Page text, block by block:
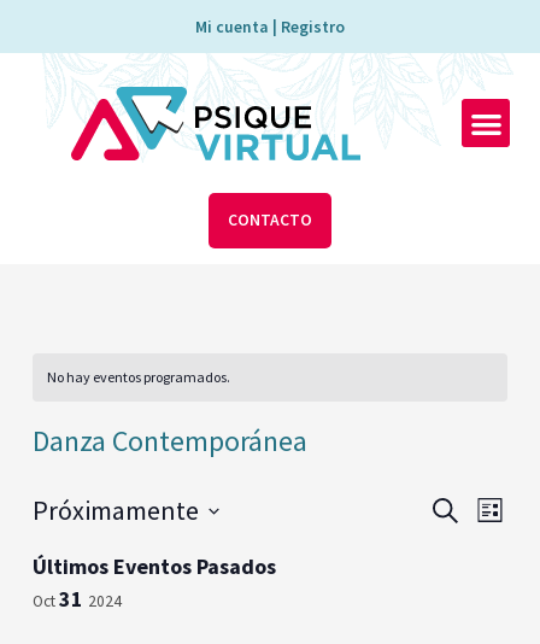
contenido
Mi cuenta | Registro
CONTACTO
No hay eventos programados.
Danza Contemporánea
BUSCAR
LISTA
Próximamente
fecha.
Últimos Eventos Pasados
Oct31 2024